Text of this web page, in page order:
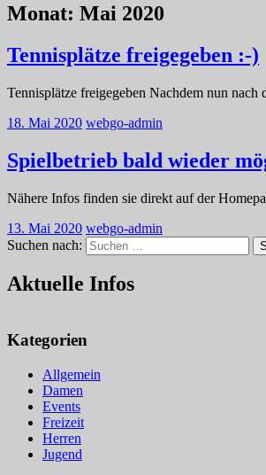
Monat: Mai 2020
Tennisplätze freigegeben :-)
Tennisplätze freigegeben Nachdem nun
18. Mai 2020 webgo-admin
Spielbetrieb bald wieder
Nähere Infos finden sie direkt auf der
13. Mai 2020 webgo-admin
Suchen nach:
Aktuelle Infos
Kategorien
Allgemein
Damen
Events
Freizeit
Herren
Jugend